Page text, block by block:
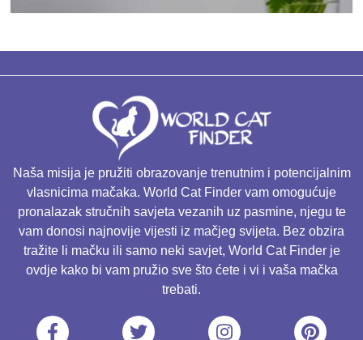
Naša misija je pružiti obrazovanje trenutnim i potencijalnim
vlasnicima mačaka. World Cat Finder vam omogućuje
pronalazak stručnih savjeta vezanih uz pasmine, njegu te
vam donosi najnovije vijesti iz mačjeg svijeta. Bez obzira
tražite li mačku ili samo neki savjet, World Cat Finder je
ovdje kako bi vam pružio sve što ćete i vi i vaša mačka
trebati.